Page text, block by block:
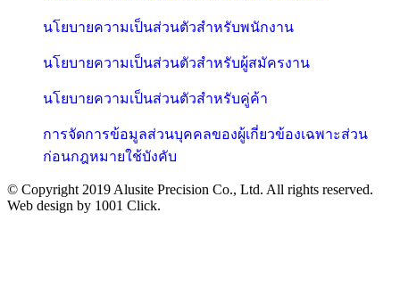
นโยบายความเป็นส่วนตัวสำหรับพนักงาน
นโยบายความเป็นส่วนตัวสำหรับผู้สมัครงาน
นโยบายความเป็นส่วนตัวสำหรับคู่ค้า
การจัดการข้อมูลส่วนบุคคลของผู้เกี่ยวข้องเฉพาะส่วน
ก่อนกฎหมายใช้บังคับ
© Copyright 2019 Alusite Precision Co., Ltd. All rights reserved.
Web design by 1001 Click.